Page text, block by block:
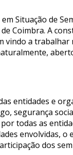
Situação de
Coimbra. A
vindo a
entidades e
segurança
todas as
envolvidas, o
dos